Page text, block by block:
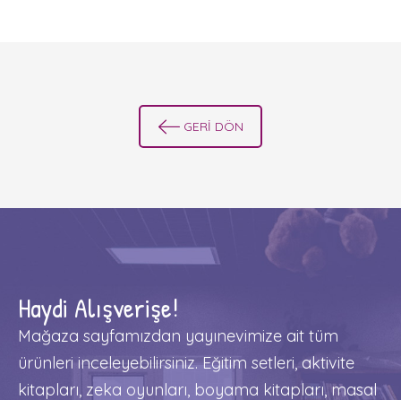
GERİ DÖN
Haydi Alışverişe!
Mağaza sayfamızdan yayınevimize ait tüm
ürünleri inceleyebilirsiniz. Eğitim setleri, aktivite
kitapları, zeka oyunları, boyama kitapları, masal